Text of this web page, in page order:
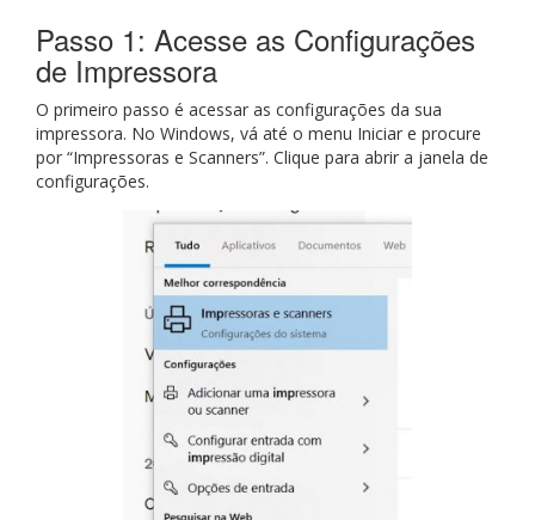
Passo 1: Acesse as Configurações
de Impressora
O primeiro passo é acessar as configurações da sua
impressora. No Windows, vá até o menu Iniciar e procure
por “Impressoras e Scanners”. Clique para abrir a janela de
configurações.